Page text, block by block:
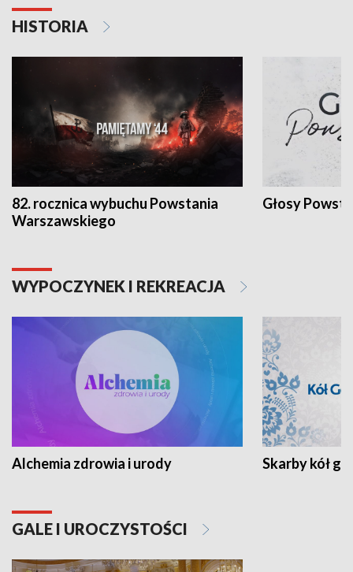
HISTORIA
82. rocznica wybuchu Powstania
Warszawskiego
Głosy
WYPOCZYNEK I REKREACJA
Alchemia zdrowia i urody Skarby kół
GALE I UROCZYSTOŚCI